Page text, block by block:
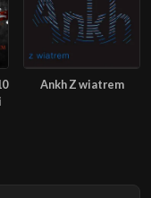
Ankh Z wiatrem